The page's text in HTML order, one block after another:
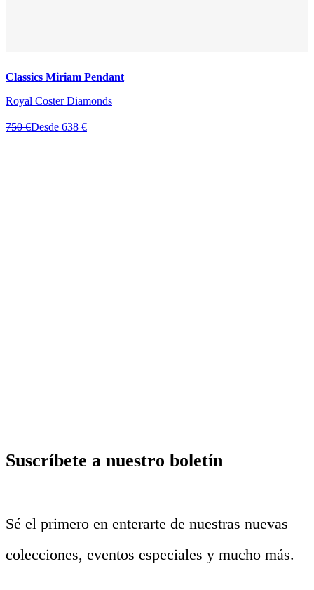
Classics Miriam Pendant
Royal Coster Diamonds
750 €Desde 638 €
Suscríbete a nuestro boletín
Sé el primero en enterarte de nuestras nuevas
colecciones, eventos especiales y mucho más.